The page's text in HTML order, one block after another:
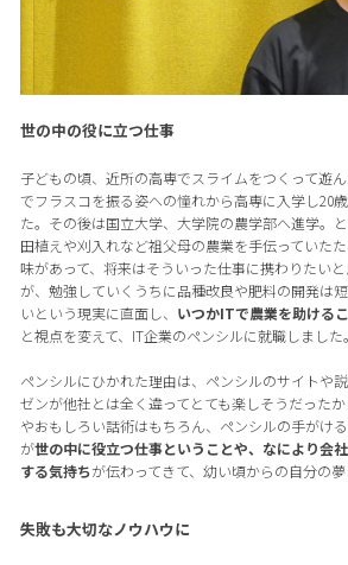
世の中の役に立つ仕事
子どもの頃、近所の高専でスライムをつくって遊
でフラスコを振る姿への憧れから高専に入学し20
た。その後は国立大学、大学院の農学部へ進学。
田植えや刈入れなど祖父母の農業を手伝っていた
味があって、将来はそういった仕事に携わりたい
が、勉強していくうちに品種改良や肥料の開発は
いという現実に直面し、 いつかITで農業を助ける
と視点を変えて、IT企業のペンシルに就職しました。
ペンシルにひかれた理由は、ペンシルのサイトや
ゼンが他社とは全く違ってとても楽しそうだった
やおもしろい話術はもちろん、ペンシルの手がけ
が世の中に役立つ仕事ということや、なにより会
する気持ちが伝わってきて、幼い頃からの自分の夢
失敗も大切なノウハウに